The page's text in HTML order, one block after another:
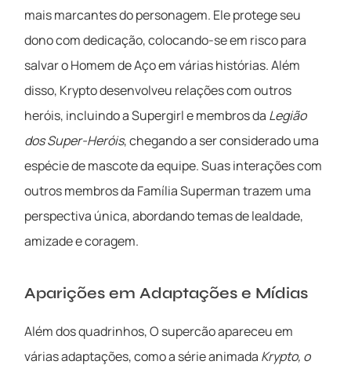
mais marcantes do personagem. Ele protege seu
dono com dedicação, colocando-se em risco para
salvar o Homem de Aço em várias histórias. Além
disso, Krypto desenvolveu relações com outros
heróis, incluindo a Supergirl e membros da Legião
dos Super-Heróis, chegando a ser considerado uma
espécie de mascote da equipe. Suas interações com
outros membros da Família Superman trazem uma
perspectiva única, abordando temas de lealdade,
amizade e coragem.
Aparições em Adaptações e Mídias
Além dos quadrinhos, O supercão apareceu em
várias adaptações, como a série animada Krypto, o